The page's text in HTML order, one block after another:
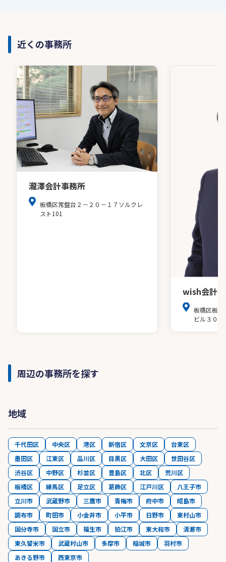
近くの事務所
瀧澤会計事務所
板橋区常盤台２－２０－１７ソルクレ
スト101
wish会計
板橋区板橋
ビル３０２
周辺の事務所を探す
地域
千代田区 中央区 港区 新宿区 文京区
台東区
墨田区
江東区 品川区 目黒区 大田区
世田谷区
渋谷区
中野区 杉並区 豊島区 北区
荒川区
板橋区
練馬区 足立区 葛飾区 江戸川区
八王子市
立川市
武蔵野市 三鷹市 青梅市 府中市
昭島市
調布市
町田市 小金井市 小平市 日野市
東村山市
国分寺市
国立市 福生市 狛江市 東大和市
清瀬市
東久留米市
武蔵村山市 多摩市 稲城市
羽村市
あきる野市
西東京市